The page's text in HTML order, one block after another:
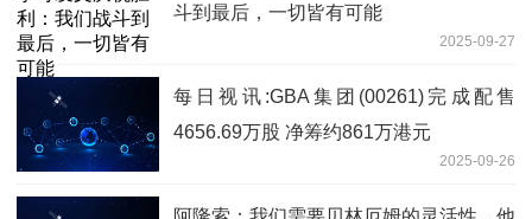
斗到最后，一切皆有可能
2025-09-27
每日视讯:GBA集团(00261)完成配售
4656.69万股 净筹约861万港元
2025-09-26